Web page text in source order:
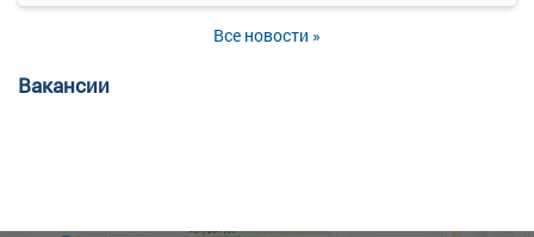
Все новости »
Вакансии